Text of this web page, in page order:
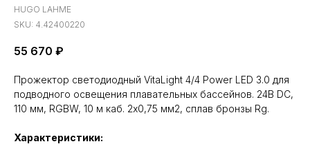
HUGO LAHME
SKU: 4.42400220
55 670 ₽
Прожектор светодиодный VitaLight 4/4 Power LED 3.0 для
подводного освещения плавательных бассейнов. 24В DC,
110 мм, RGBW, 10 м каб. 2x0,75 мм2, сплав бронзы Rg.
Характеристики: